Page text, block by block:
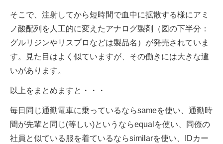
そこで、注射してから短時間で血中に拡散する様にアミ
ノ酸配列を人工的に変えたアナログ製剤（図の下半分：
グルリジンやリスプロなどは製品名）が発売されていま
す。見た目はよく似ていますが、その働きには大きな違
いがあります。
以上をまとめますと・・・
毎日同じ通勤電車に乗っているならsameを使い、通勤時
間が先輩と同じ(等しい)というならequalを使い、同僚の
社員と似ている服を着ているならsimilarを使い、IDカー